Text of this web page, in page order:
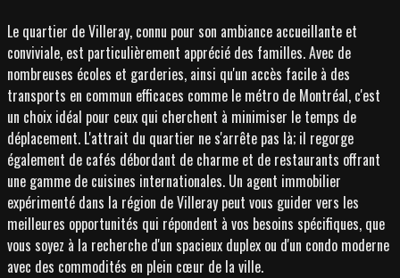
Le quartier de Villeray, connu pour son ambiance accueillante et
conviviale, est particulièrement apprécié des familles. Avec de
nombreuses écoles et garderies, ainsi qu'un accès facile à des
transports en commun efficaces comme le métro de Montréal, c'est
un choix idéal pour ceux qui cherchent à minimiser le temps de
déplacement. L'attrait du quartier ne s'arrête pas là; il regorge
également de cafés débordant de charme et de restaurants offrant
une gamme de cuisines internationales. Un agent immobilier
expérimenté dans la région de Villeray peut vous guider vers les
meilleures opportunités qui répondent à vos besoins spécifiques, que
vous soyez à la recherche d'un spacieux duplex ou d'un condo moderne
avec des commodités en plein cœur de la ville.